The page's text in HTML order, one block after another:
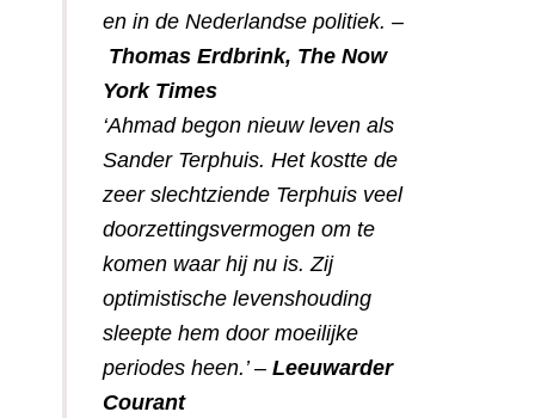
en in de Nederlandse politiek. –
Thomas Erdbrink, The Now
York Times
‘Ahmad begon nieuw leven als
Sander Terphuis. Het kostte de
zeer slechtziende Terphuis veel
doorzettingsvermogen om te
komen waar hij nu is. Zij
optimistische levenshouding
sleepte hem door moeilijke
periodes heen.’ –Leeuwarder
Courant